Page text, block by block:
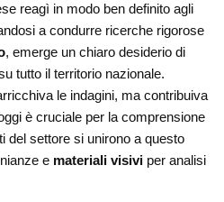
reagì in modo ben definito agli
a condurre ricerche rigorose
, emerge un chiaro desiderio di
tutto il territorio nazionale.
le indagini, ma contribuiva
è cruciale per la comprensione
del settore si unirono a questo
e materiali visivi per analisi